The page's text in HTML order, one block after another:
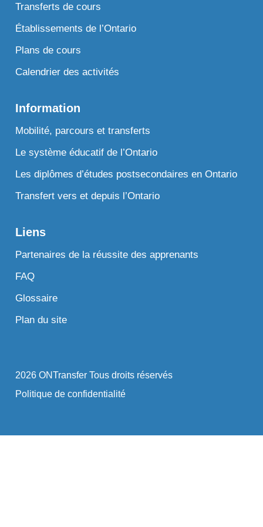
Transferts de cours
Établissements de l’Ontario
Plans de cours
Calendrier des activités
Information
Mobilité, parcours et transferts
Le système éducatif de l’Ontario
Les diplômes d’études postsecondaires en Ontario
Transfert vers et depuis l’Ontario
Liens
Partenaires de la réussite des apprenants
FAQ
Glossaire
Plan du site
2026 ONTransfer Tous droits réservés
Politique de confidentialité